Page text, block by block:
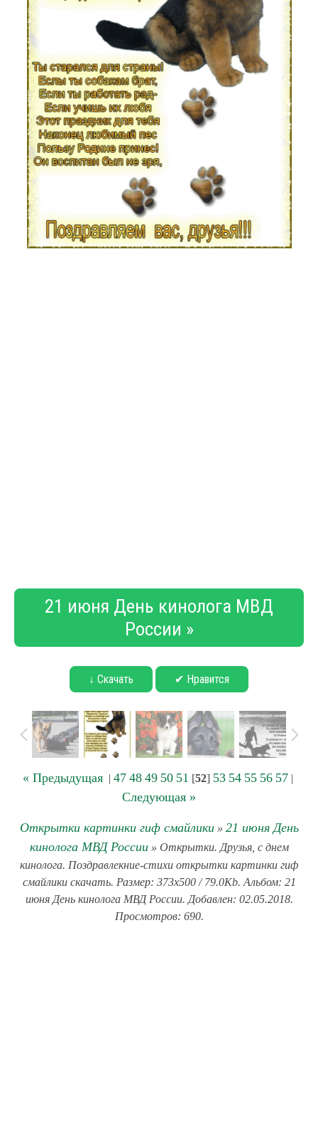
21 июня День кинолога МВД
России »
↓ Скачать ✔ Нравится
« Предыдущая| 47 48 49 50 51 [52] 53 54 55 56 57|
Следующая »
Открытки картинки гиф смайлики» 21 июня День
кинолога МВД России» Открытки. Друзья, с днем
кинолога. Поздравлекние-стихи открытки картинки гиф
смайлики скачать. Размер: 373x500 / 79.0Kb. Альбом: 21
июня День кинолога МВД России. Добавлен: 02.05.2018.
Просмотров: 690.